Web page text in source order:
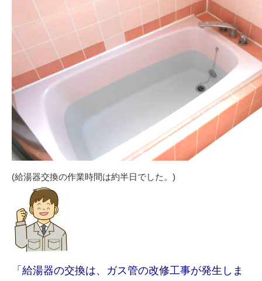
(給湯器交換の作業時間は約半日でした。)
「給湯器の交換は、ガス管の改修工事が発生しま